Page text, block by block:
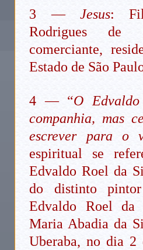
3 —Jesus:
Rodrigues de
comerciante,
Estado de São
4 — “O
companhia, mas
escrever para o
espiritual se
Edvaldo Roel da
do distinto
Edvaldo Roel
Maria Abadia da
Uberaba, no dia 2